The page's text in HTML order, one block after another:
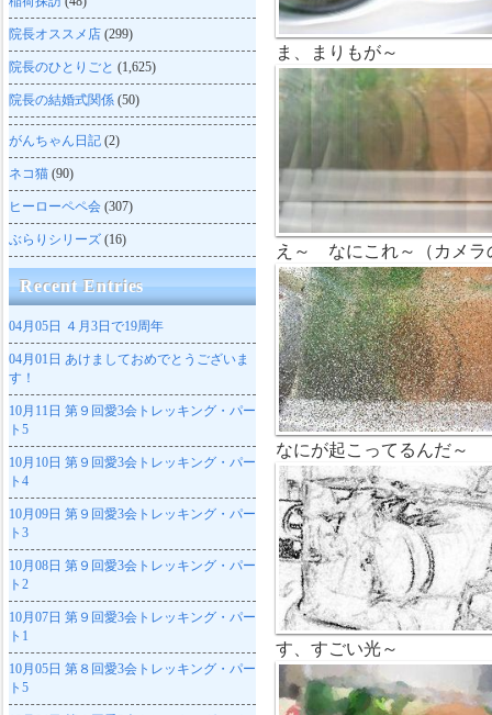
ま、まりもが～
え～ なにこれ～（カメラ
なにが起こってるんだ～
す、すごい光～
院長オススメ店 (299)
院長のひとりごと (1,625)
院長の結婚式関係 (50)
がんちゃん日記 (2)
ネコ猫 (90)
ヒーローペペ会 (307)
ぶらりシリーズ (16)
Recent Entries
04月05日 ４月3日で19周年
04月01日 あけましておめでとうございま
す！
10月11日 第９回愛3会トレッキング・パー
ト5
10月10日 第９回愛3会トレッキング・パー
ト4
10月09日 第９回愛3会トレッキング・パー
ト3
10月08日 第９回愛3会トレッキング・パー
ト2
10月07日 第９回愛3会トレッキング・パー
ト1
10月05日 第８回愛3会トレッキング・パー
ト5